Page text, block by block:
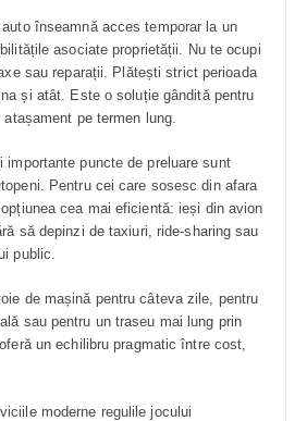
înseamnă acces temporar la un
asociate proprietății. Nu te ocupi
sau reparații. Plătești strict perioada
și atât. Este o soluție gândită pentru
pe termen lung.
importante puncte de preluare sunt
Pentru cei care sosesc din afara
cea mai eficientă: ieși din avion
să depinzi de taxiuri, ride-sharing sau
public.
de mașină pentru câteva zile, pentru
sau pentru un traseu mai lung prin
un echilibru pragmatic între cost,
moderne regulile jocului